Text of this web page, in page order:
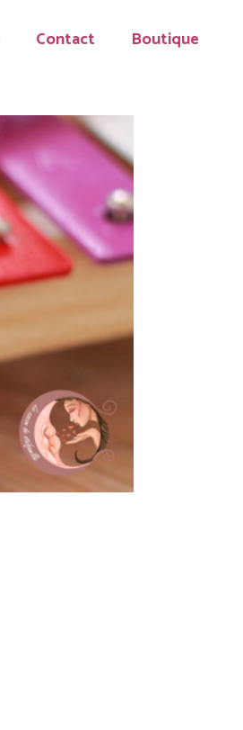
Contact Boutique